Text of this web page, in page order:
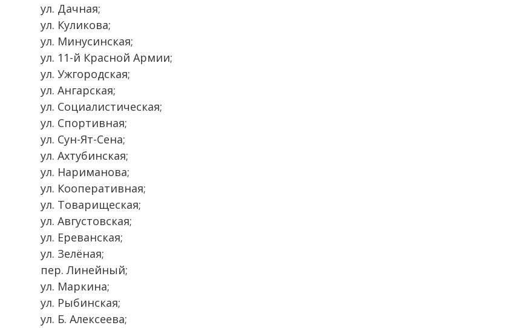
ул. Дачная;
ул. Куликова;
ул. Минусинская;
ул. 11-й Красной Армии;
ул. Ужгородская;
ул. Ангарская;
ул. Социалистическая;
ул. Спортивная;
ул. Сун-Ят-Сена;
ул. Ахтубинская;
ул. Нариманова;
ул. Кооперативная;
ул. Товарищеская;
ул. Августовская;
ул. Ереванская;
ул. Зелёная;
пер. Линейный;
ул. Маркина;
ул. Рыбинская;
ул. Б. Алексеева;